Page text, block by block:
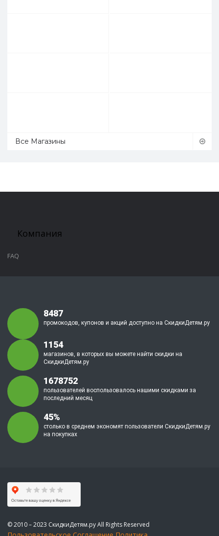
Все Магазины
Компания
FAQ
8487
промокодов, купонов и акций доступно на СкидкиДетям.ру
1154
магазинов, в которых вы можете найти скидки на
СкидкиДетям.ру
1678752
пользователей воспользовалось нашими скидками за
последний месяц
45%
столько в среднем экономят пользователи СкидкиДетям.ру
на покупках
© 2010 – 2023 СкидкиДетям.ру All Rights Reserved